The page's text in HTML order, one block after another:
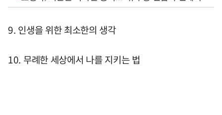
9. 인생을 위한 최소한의 생각
10. 무례한 세상에서 나를 지키는 법